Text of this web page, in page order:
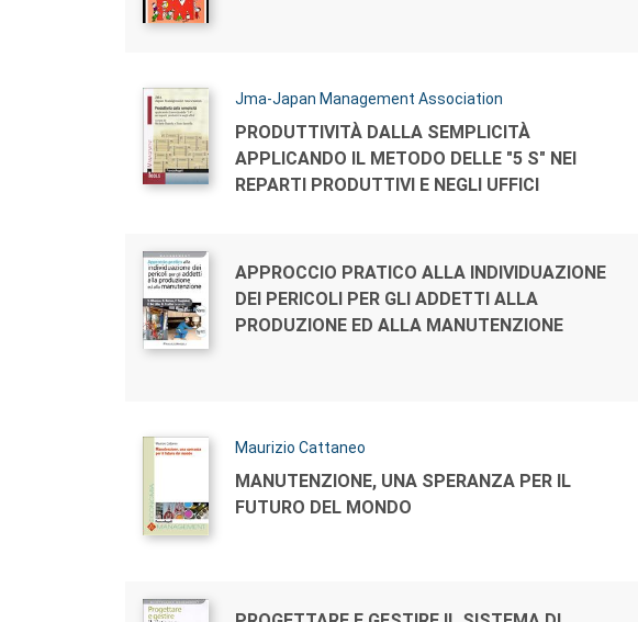
Autori:
Jma-Japan Management Association
Titolo:
PRODUTTIVITÀ DALLA SEMPLICITÀ
APPLICANDO IL METODO DELLE "5 S" NEI
REPARTI PRODUTTIVI E NEGLI UFFICI
Autori:
Titolo:
APPROCCIO PRATICO ALLA INDIVIDUAZIONE
DEI PERICOLI PER GLI ADDETTI ALLA
PRODUZIONE ED ALLA MANUTENZIONE
Autori:
Maurizio Cattaneo
Titolo:
MANUTENZIONE, UNA SPERANZA PER IL
FUTURO DEL MONDO
Autori: